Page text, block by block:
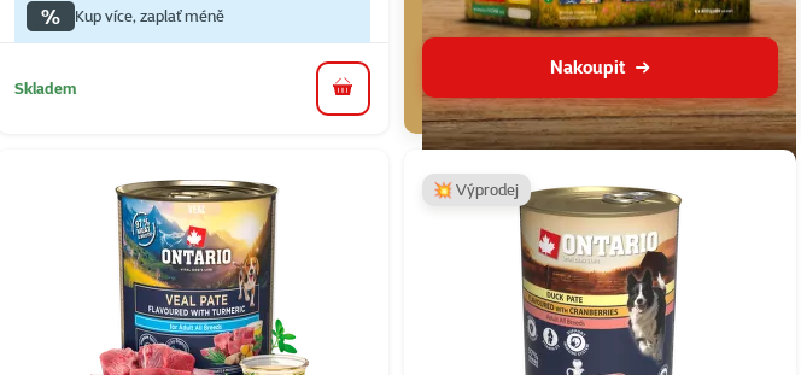
% Kup více, zaplať méně
Skladem do košíku
Nakoupit
💥 Výprodej